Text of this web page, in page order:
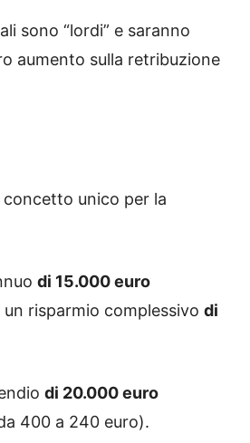
sono “lordi” e saranno
aumento sulla retribuzione
concetto unico per la
di 15.000 euro
risparmio complessivo di
di 20.000 euro
400 a 240 euro).